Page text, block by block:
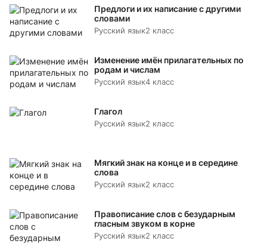
Предлоги и их написание с другими
словами
Русский язык2 класс
Изменение имён прилагательных по
родам и числам
Русский язык4 класс
Глагол
Русский язык2 класс
Мягкий знак на конце и в середине
слова
Русский язык2 класс
Правописание слов с безударным
гласным звуком в корне
Русский язык2 класс